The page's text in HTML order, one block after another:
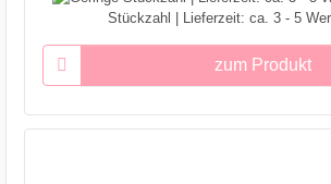
Stückzahl | Lieferzeit: ca. 3 - 5
zum Produkt